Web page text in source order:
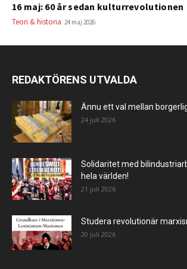
16 maj: 60 år sedan kulturrevolutionen
Teori & historia 24 maj 2026
REDAKTÖRENS UTVALDA
Ännu ett val mellan
24 juli 2026
Solidaritet med
hela världen!
21 juli 2026
Studera revolutionär
20 juli 2026